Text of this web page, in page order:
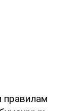
правилам